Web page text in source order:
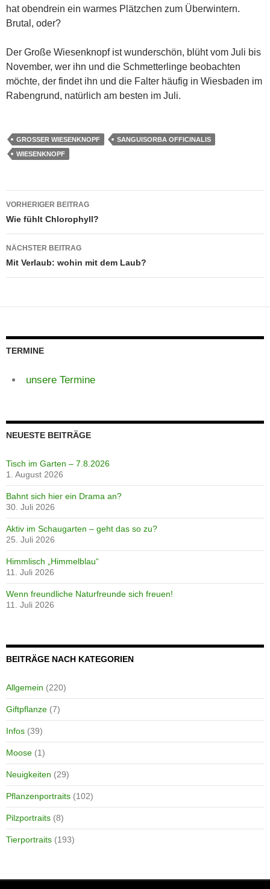
hat obendrein ein warmes Plätzchen zum Überwintern.
Brutal, oder?
Der Große Wiesenknopf ist wunderschön, blüht vom Juli bis
November, wer ihn und die Schmetterlinge beobachten
möchte, der findet ihn und die Falter häufig in Wiesbaden im
Rabengrund, natürlich am besten im Juli.
GROSSER WIESENKNOPF
SANGUISORBA OFFICINALIS
WIESENKNOPF
Beitragsnavigation
VORHERIGER BEITRAG
Wie fühlt Chlorophyll?
NÄCHSTER BEITRAG
Mit Verlaub: wohin mit dem Laub?
TERMINE
unsere Termine
NEUESTE BEITRÄGE
Tisch im Garten – 7.8.2026
1. August 2026
Bahnt sich hier ein Drama an?
30. Juli 2026
Aktiv im Schaugarten – geht das so zu?
25. Juli 2026
Himmlisch „Himmelblau“
11. Juli 2026
Wenn freundliche Naturfreunde sich freuen!
11. Juli 2026
BEITRÄGE NACH KATEGORIEN
Allgemein (220)
Giftpflanze (7)
Infos (39)
Moose (1)
Neuigkeiten (29)
Pflanzenportraits (102)
Pilzportraits (8)
Tierportraits (193)